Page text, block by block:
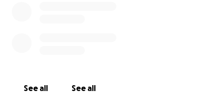
See all See all